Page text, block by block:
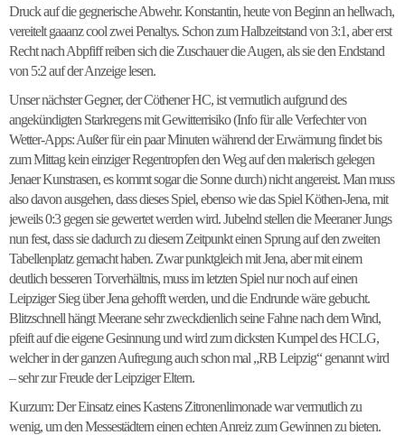
Druck auf die gegnerische Abwehr. Konstantin, heute von Beginn an hellwach,
vereitelt gaaanz cool zwei Penaltys. Schon zum Halbzeitstand von 3:1, aber erst
Recht nach Abpfiff reiben sich die Zuschauer die Augen, als sie den Endstand
von 5:2 auf der Anzeige lesen.
Unser nächster Gegner, der Cöthener HC, ist vermutlich aufgrund des
angekündigten Starkregens mit Gewitterrisiko (Info für alle Verfechter von
Wetter-Apps: Außer für ein paar Minuten während der Erwärmung findet bis
zum Mittag kein einziger Regentropfen den Weg auf den malerisch gelegen
Jenaer Kunstrasen, es kommt sogar die Sonne durch) nicht angereist. Man muss
also davon ausgehen, dass dieses Spiel, ebenso wie das Spiel Köthen-Jena, mit
jeweils 0:3 gegen sie gewertet werden wird. Jubelnd stellen die Meeraner Jungs
nun fest, dass sie dadurch zu diesem Zeitpunkt einen Sprung auf den zweiten
Tabellenplatz gemacht haben. Zwar punktgleich mit Jena, aber mit einem
deutlich besseren Torverhältnis, muss im letzten Spiel nur noch auf einen
Leipziger Sieg über Jena gehofft werden, und die Endrunde wäre gebucht.
Blitzschnell hängt Meerane sehr zweckdienlich seine Fahne nach dem Wind,
pfeift auf die eigene Gesinnung und wird zum dicksten Kumpel des HCLG,
welcher in der ganzen Aufregung auch schon mal „RB Leipzig“ genannt wird
– sehr zur Freude der Leipziger Eltern.
Kurzum: Der Einsatz eines Kastens Zitronenlimonade war vermutlich zu
wenig, um den Messestädtern einen echten Anreiz zum Gewinnen zu bieten.